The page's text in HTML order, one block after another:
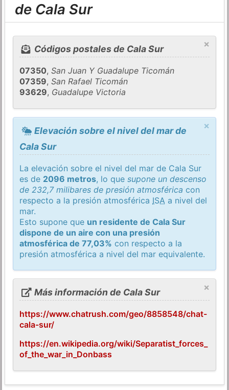
de Cala Sur
×
Códigos postales de Cala Sur
07350,San Juan Y Guadalupe Ticomán
07359,San Rafael Ticomán
93629, Guadalupe Victoria
×
Elevación sobre el nivel del mar de
Cala Sur
La elevación sobre el nivel del mar de Cala Sur
es de 2096 metros, lo quesupone un descenso
de 232,7 milibares de presión atmosférica con
respecto a la presión atmosférica ISA a nivel del
mar.
Esto supone que un residente de Cala Sur
dispone de un aire con una presión
atmosférica de 77,03% con respecto a la
presión atmosférica a nivel del mar equivalente.
×
Más información de Cala Sur
https://www.chatrush.com/geo/8858548/chat-
cala-sur/
https://en.wikipedia.org/wiki/Separatist_forces_
of_the_war_in_Donbass